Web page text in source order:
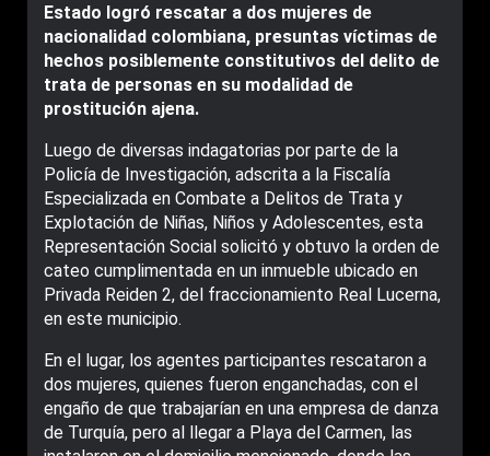
Estado logró rescatar a dos mujeres de
nacionalidad colombiana, presuntas víctimas de
hechos posiblemente constitutivos del delito de
trata de personas en su modalidad de
prostitución ajena.
Luego de diversas indagatorias por parte de la
Policía de Investigación, adscrita a la Fiscalía
Especializada en Combate a Delitos de Trata y
Explotación de Niñas, Niños y Adolescentes, esta
Representación Social solicitó y obtuvo la orden de
cateo cumplimentada en un inmueble ubicado en
Privada Reiden 2, del fraccionamiento Real Lucerna,
en este municipio.
En el lugar, los agentes participantes rescataron a
dos mujeres, quienes fueron enganchadas, con el
engaño de que trabajarían en una empresa de danza
de Turquía, pero al llegar a Playa del Carmen, las